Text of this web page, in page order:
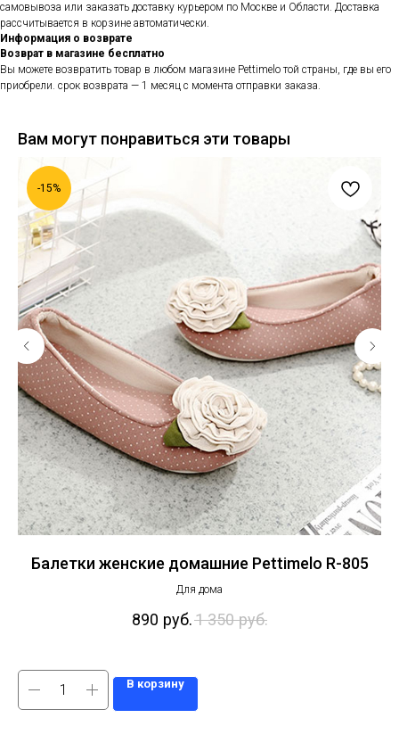
самовывоза или заказать доставку курьером по Москве и Области. Доставка
рассчитывается в корзине автоматически.
Информация о возврате
Возврат в магазине бесплатно
Вы можете возвратить товар в любом магазине Pettimelo той страны, где вы его
приобрели. срок возврата — 1 месяц с момента отправки заказа.
Вам могут понравиться эти товары
-15%
Балетки женские домашние Pettimelo R-805
Для дома
890 руб.1 350 руб.
В корзину